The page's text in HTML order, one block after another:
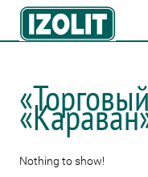
Nothing to show!